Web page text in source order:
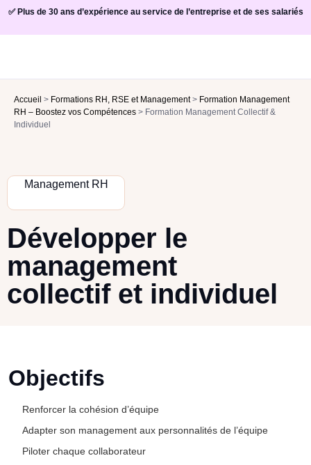
✅ Plus de 30 ans d’expérience au service de l’entreprise et de ses salariés
Accueil > Formations RH, RSE et Management> Formation Management
RH – Boostez vos Compétences > Formation Management Collectif &
Individuel
Management RH
Développer le
management
collectif et individuel
Objectifs
Renforcer la cohésion d’équipe
Adapter son management aux personnalités de l’équipe
Piloter chaque collaborateur